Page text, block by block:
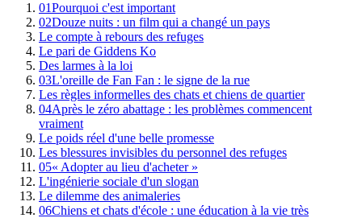
01Pourquoi c'est important
02Douze nuits : un film qui a changé un pays
Le compte à rebours des refuges
Le pari de Giddens Ko
Des larmes à la loi
03L'oreille de Fan Fan : le signe de la rue
Les règles informelles des chats et chiens de quartier
04Après le zéro abattage : les problèmes commencent
vraiment
Le poids réel d'une belle promesse
Les blessures invisibles du personnel des refuges
05« Adopter au lieu d'acheter »
L'ingénierie sociale d'un slogan
Le dilemme des animaleries
06Chiens et chats d'école : une éducation à la vie très